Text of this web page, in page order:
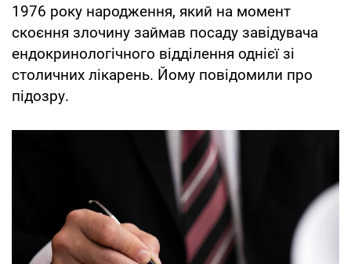
1976 року народження, який на момент
скоєння злочину займав посаду завідувача
ендокринологічного відділення однієї зі
столичних лікарень. Йому повідомили про
підозру.